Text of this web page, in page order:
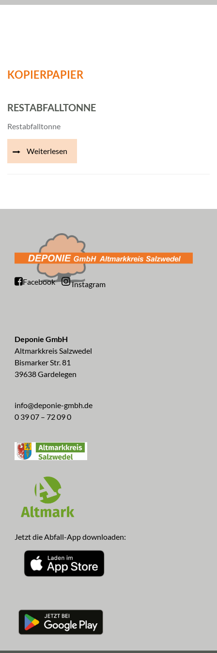
KOPIERPAPIER
RESTABFALLTONNE
Restabfalltonne
Weiterlesen
Facebook Instagram
Deponie GmbH
Altmarkkreis Salzwedel
Bismarker Str. 81
39638 Gardelegen
info@deponie-gmbh.de
0 39 07 – 72 09 0
Jetzt die Abfall-App downloaden: